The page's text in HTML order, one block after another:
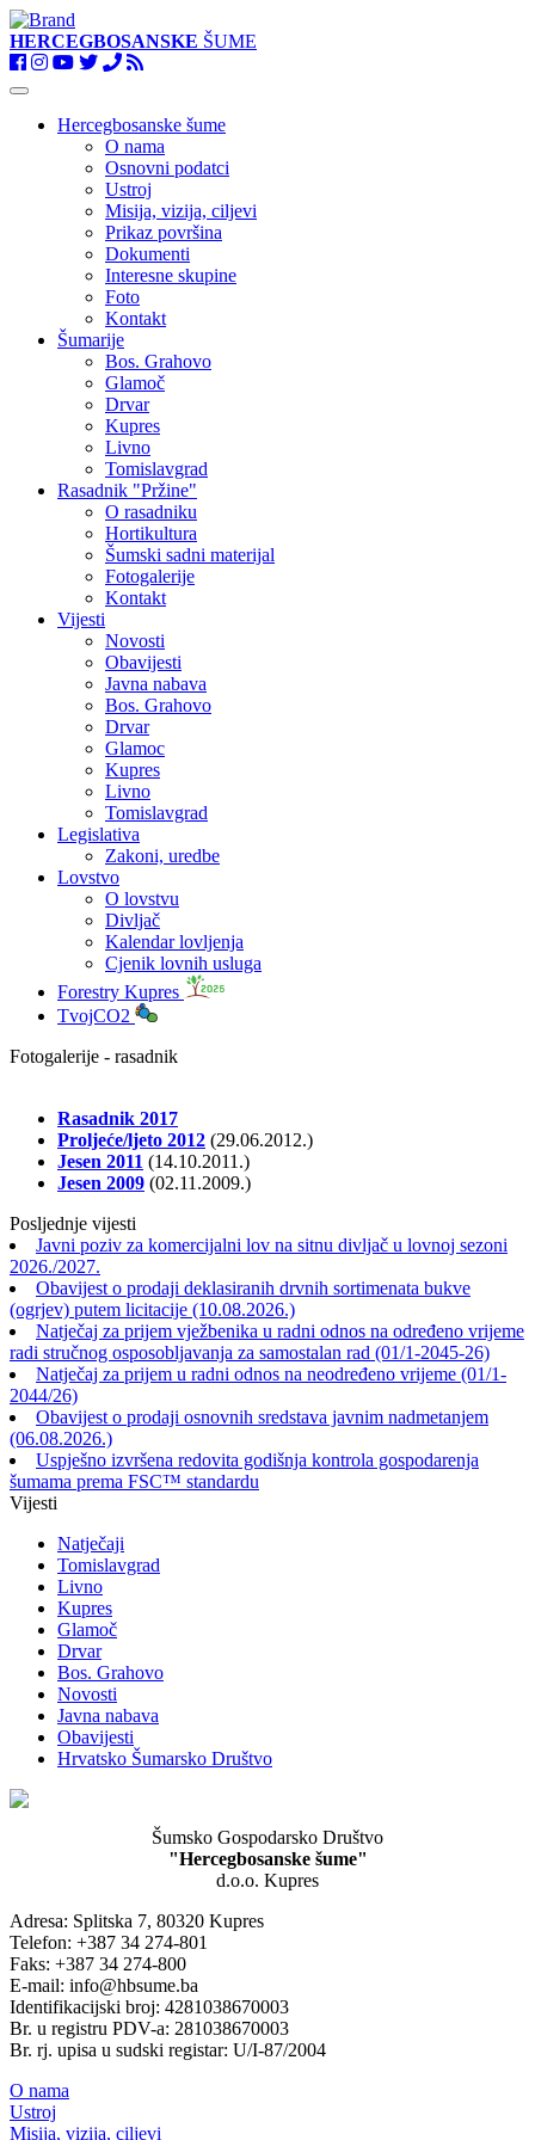
HERCEGBOSANSKE ŠUME
Toggle
navigationHercegbosanske šume
O nama
Osnovni podatci
Ustroj
Misija, vizija, ciljevi
Prikaz površina
Dokumenti
Interesne skupine
Foto
Kontakt
Šumarije
Bos. Grahovo
Glamoč
Drvar
Kupres
Livno
Tomislavgrad
Rasadnik "Pržine"
O rasadniku
Hortikultura
Šumski sadni materijal
Fotogalerije
Kontakt
Vijesti
Novosti
Obavijesti
Javna nabava
Bos. Grahovo
Drvar
Glamoc
Kupres
Livno
Tomislavgrad
Legislativa
Zakoni, uredbe
Lovstvo
O lovstvu
Divljač
Kalendar lovljenja
Cjenik lovnih usluga
Forestry Kupres
TvojCO2
Fotogalerije - rasadnik
Rasadnik 2017
Proljeće/ljeto 2012 (29.06.2012.)
Jesen 2011 (14.10.2011.)
Jesen 2009 (02.11.2009.)
Posljednje vijesti
Javni poziv za komercijalni lov na sitnu divljač u lovnoj sezoni
2026./2027.
Obavijest o prodaji deklasiranih drvnih sortimenata bukve
(ogrjev) putem licitacije (10.08.2026.)
Natječaj za prijem vježbenika u radni odnos na određeno vrijeme
radi stručnog osposobljavanja za samostalan rad (01/1-2045-26)
Natječaj za prijem u radni odnos na neodređeno vrijeme (01/1-
2044/26)
Obavijest o prodaji osnovnih sredstava javnim nadmetanjem
(06.08.2026.)
Uspješno izvršena redovita godišnja kontrola gospodarenja
šumama prema FSC™ standardu
Vijesti
Natječaji
Tomislavgrad
Livno
Kupres
Glamoč
Drvar
Bos. Grahovo
Novosti
Javna nabava
Obavijesti
Hrvatsko Šumarsko Društvo
Šumsko Gospodarsko Društvo
"Hercegbosanske šume"
d.o.o. Kupres
Adresa: Splitska 7, 80320 Kupres
Telefon: +387 34 274-801
Faks: +387 34 274-800
E-mail: info@hbsume.ba
Identifikacijski broj: 4281038670003
Br. u registru PDV-a: 281038670003
Br. rj. upisa u sudski registar: U/I-87/2004
O nama
Ustroj
Misija, vizija, ciljevi